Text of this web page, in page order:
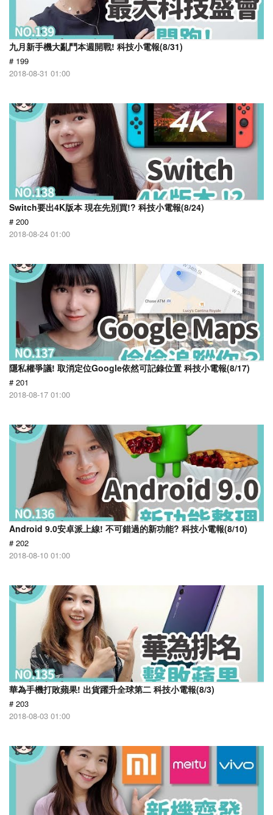
九月新手機大亂鬥本週開戰! 科技小電報(8/31)
# 199
2018-08-31 01:00
Switch要出4K版本 現在先別買!? 科技小電報(8/24)
# 200
2018-08-24 01:00
隱私權爭議! 取消定位Google依然可記錄位置 科技小電報(8/17)
# 201
2018-08-17 01:00
Android 9.0安卓派上線! 不可錯過的新功能? 科技小電報(8/10)
# 202
2018-08-10 01:00
華為手機打敗蘋果! 出貨躍升全球第二 科技小電報(8/3)
# 203
2018-08-03 01:00